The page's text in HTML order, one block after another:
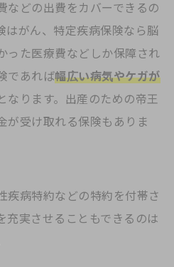
などの出費をカバーできるの
はがん、特定疾病保険なら脳
った医療費などしか保障され
であれば幅広い病気やケガが
なります。出産のための帝王
が受け取れる保険もありま
疾病特約などの特約を付帯さ
充実させることもできるのは